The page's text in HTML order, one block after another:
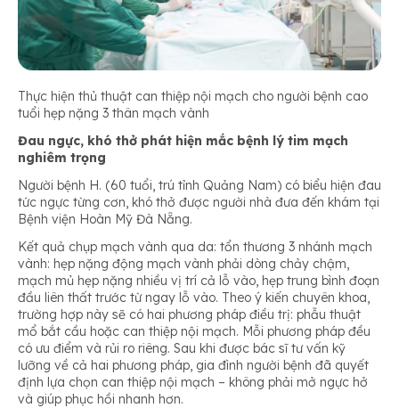
Thực hiện thủ thuật can thiệp nội mạch cho người bệnh cao
tuổi hẹp nặng 3 thân mạch vành
Đau ngực, khó thở phát hiện mắc bệnh lý tim mạch
nghiêm trọng
Người bệnh H. (60 tuổi, trú tỉnh Quảng Nam) có biểu hiện đau
tức ngực từng cơn, khó thở được người nhà đưa đến khám tại
Bệnh viện Hoàn Mỹ Đà Nẵng.
Kết quả chụp mạch vành qua da: tổn thương 3 nhánh mạch
vành: hẹp nặng động mạch vành phải dòng chảy chậm,
mạch mủ hẹp nặng nhiều vị trí cả lỗ vào, hẹp trung bình đoạn
đầu liên thất trước từ ngay lỗ vào. Theo ý kiến chuyên khoa,
trường hợp này sẽ có hai phương pháp điều trị: phẫu thuật
mổ bắt cầu hoặc can thiệp nội mạch. Mỗi phương pháp đều
có ưu điểm và rủi ro riêng. Sau khi được bác sĩ tư vấn kỹ
lưỡng về cả hai phương pháp, gia đình người bệnh đã quyết
định lựa chọn can thiệp nội mạch – không phải mở ngực hở
và giúp phục hồi nhanh hơn.